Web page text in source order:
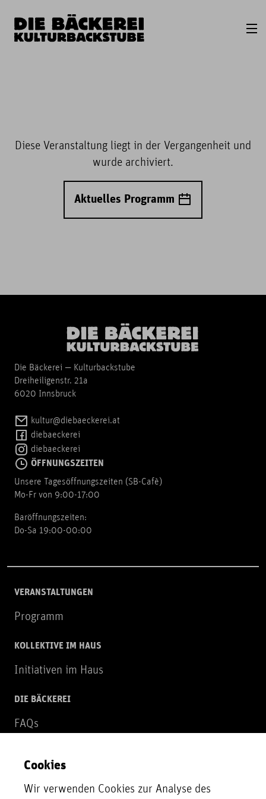
Diese Veranstaltung liegt in der Vergangenheit und
wurde archiviert.
Aktuelles Programm
Die Bäckerei — Kulturbackstube
Dreiheiligenstr. 21a
6020 Innsbruck
kultur@diebaeckerei.at
diebaeckerei
diebaeckerei
ÖFFNUNGSZEITEN
Unsere Tagesöffnungszeiten (SB-Cafè)
Mo-Fr von 9:00-17:00
Baröffnungszeiten:
Do-Sa 19:00-00:00
VERANSTALTUNGEN
Programm
KOLLEKTIVE IM HAUS
Initiativen im Haus
DIE BÄCKEREI
FAQs
NEWSLETTER
Zur Newsletter Anmeldung
Cookies
Wir verwenden Cookies zur Analyse des